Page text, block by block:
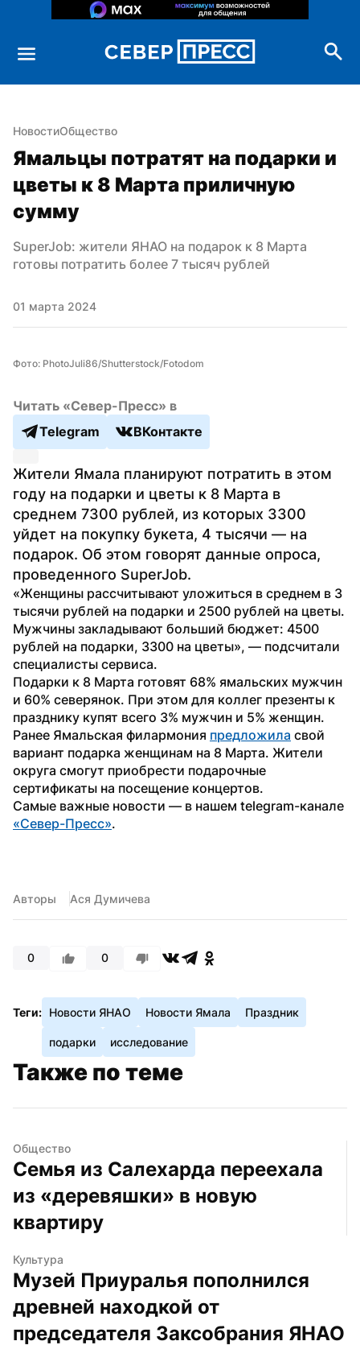
НовостиОбщество
Ямальцы потратят на подарки и
цветы к 8 Марта приличную
сумму
SuperJob: жители ЯНАО на подарок к 8 Марта
готовы потратить более 7 тысяч рублей
01 марта 2024
Фото: PhotoJuli86/Shutterstock/Fotodom
Читать «Север-Пресс» в
Telegram
ВКонтакте
Жители Ямала планируют потратить в этом
году на подарки и цветы к 8 Марта в
среднем 7300 рублей, из которых 3300
уйдет на покупку букета, 4 тысячи — на
подарок. Об этом говорят данные опроса,
проведенного SuperJob.
«Женщины рассчитывают уложиться в среднем в 3
тысячи рублей на подарки и 2500 рублей на цветы.
Мужчины закладывают больший бюджет: 4500
рублей на подарки, 3300 на цветы», — подсчитали
специалисты сервиса.
Подарки к 8 Марта готовят 68% ямальских мужчин
и 60% северянок. При этом для коллег презенты к
празднику купят всего 3% мужчин и 5% женщин.
Ранее Ямальская филармония предложила свой
вариант подарка женщинам на 8 Марта. Жители
округа смогут приобрести подарочные
сертификаты на посещение концертов.
«Север-Пресс».
Авторы Ася Думичева
0 0
Теги: Новости ЯНАО Новости Ямала Праздник
подарки исследование
Также по теме
Общество
Семья из Салехарда переехала
из «деревяшки» в новую
квартиру
Культура
Музей Приуралья пополнился
древней находкой от
председателя Заксобрания ЯНАО